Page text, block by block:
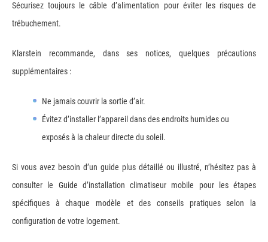
Sécurisez toujours le câble d’alimentation pour éviter les risques de
trébuchement.
Klarstein recommande, dans ses notices, quelques précautions
supplémentaires :
Ne jamais couvrir la sortie d’air.
Évitez d’installer l’appareil dans des endroits humides ou
exposés à la chaleur directe du soleil.
Si vous avez besoin d’un guide plus détaillé ou illustré, n’hésitez pas à
consulter le Guide d’installation climatiseur mobile pour les étapes
spécifiques à chaque modèle et des conseils pratiques selon la
configuration de votre logement.